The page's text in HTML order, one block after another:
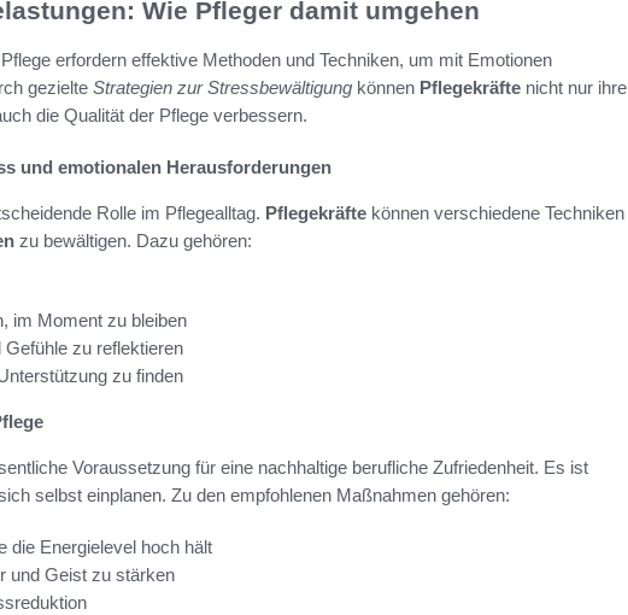
Wie Pfleger damit umgehen
erfordern effektive Methoden und Techniken, um mit Emotionen
gezielte Strategien zur Stressbewältigung können Pflegekräfte nicht nur ihre
die Qualität der Pflege verbessern.
und emotionalen Herausforderungen
Rolle im Pflegealltag. Pflegekräfte können verschiedene Techniken
zu bewältigen. Dazu gehören:
im Moment zu bleiben
zu reflektieren
zu finden
Voraussetzung für eine nachhaltige berufliche Zufriedenheit. Es ist
selbst einplanen. Zu den empfohlenen Maßnahmen gehören:
die Energielevel hoch hält
und Geist zu stärken